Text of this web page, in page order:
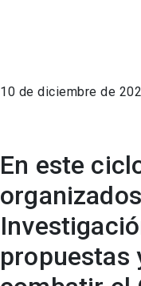
10 de diciembre de
En este
propuestas